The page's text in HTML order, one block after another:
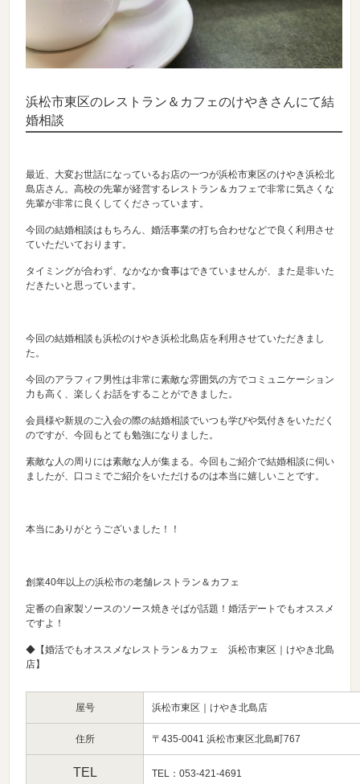
浜松市東区のレストラン＆カフェのけやきさんにて結
婚相談
最近、大変お世話になっているお店の一つが浜松市東区のけやき浜松北
島店さん。高校の先輩が経営するレストラン＆カフェで非常に気さくな
先輩が非常に良くしてくださっています。
今回の結婚相談はもちろん、婚活事業の打ち合わせなどで良く利用させ
ていただいております。
タイミングが合わず、なかなか食事はできていませんが、また是非いた
だきたいと思っています。
今回の結婚相談も浜松のけやき浜松北島店を利用させていただきまし
た。
今回のアラフィフ男性は非常に素敵な雰囲気の方でコミュニケーション
力も高く、楽しくお話をすることができました。
会員様や新規のご入会の際の結婚相談でいつも学びや気付きをいただく
のですが、今回もとても勉強になりました。
素敵な人の周りには素敵な人が集まる。今回もご紹介で結婚相談に伺い
ましたが、口コミでご紹介をいただけるのは本当に嬉しいことです。
本当にありがとうございました！！
創業40年以上の浜松市の老舗レストラン＆カフェ
定番の自家製ソースのソース焼きそばが話題！婚活デートでもオススメ
ですよ！
◆【婚活でもオススメなレストラン＆カフェ 浜松市東区｜けやき北島
店】
屋号 浜松市東区｜けやき北島店
住所 〒435-0041 浜松市東区北島町767
TEL TEL：053-421-4691